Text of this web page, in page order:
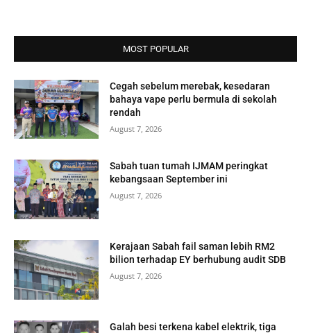
MOST POPULAR
Cegah sebelum merebak, kesedaran
bahaya vape perlu bermula di sekolah
rendah
August 7, 2026
Sabah tuan tumah IJMAM peringkat
kebangsaan September ini
August 7, 2026
Kerajaan Sabah fail saman lebih RM2
bilion terhadap EY berhubung audit SDB
August 7, 2026
Galah besi terkena kabel elektrik, tiga